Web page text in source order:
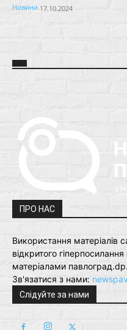
Новини 17.10.2024
ПРО НАС
Використання матеріалів
відкритого
матеріалами
Зв'язатися з нами:
Слідуйте за нами